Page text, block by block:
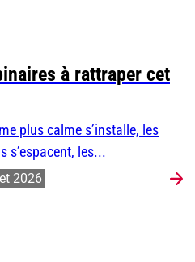
à rattraper cet
plus calme s’installe, les
s’espacent, les...
2026